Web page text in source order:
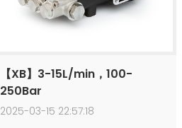
【XB】3-15L/min，100-
250Bar
2025-03-15 22:57:18